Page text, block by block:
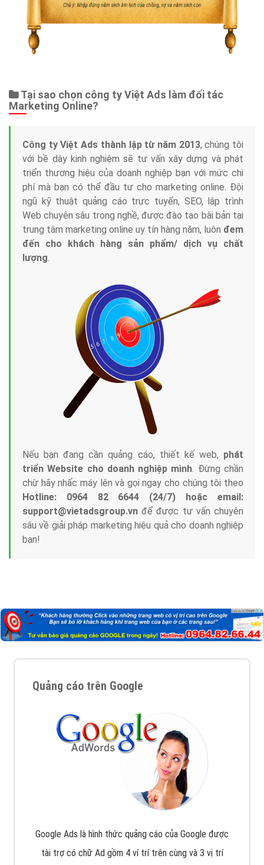
Tại sao chọn công ty Việt Ads làm đối tác
Marketing Online?
Công ty Việt Ads thành lập từ năm 2013, chúng tôi
với bề dày kinh nghiệm sẽ tư vấn xây dựng và phát
triển thương hiệu của doanh nghiệp bạn với mức chi
phí mà bạn có thể đầu tư cho marketing online. Đội
ngũ kỹ thuật quảng cáo trực tuyến, SEO, lập trình
Web chuyên sâu trong nghề, được đào tạo bài bản tại
trung tâm marketing online uy tín hàng năm, luôn đem
đến cho khách hàng sản phẩm/ dịch vụ chất
lượng.
Nếu bạn đang cần quảng cáo, thiết kế web, phát
triển Website cho doanh nghiệp mình. Đừng chần
chừ hãy nhấc máy lên và gọi ngay cho chúng tôi theo
Hotline: 0964 82 6644 (24/7) hoặc email:
support@vietadsgroup.vn để được tư vấn chuyên
sâu về giải pháp marketing hiệu quả cho doanh nghiệp
bạn!
Quảng cáo trên Google
Google Ads là hình thức quảng cáo của Google được
tài trợ có chữ Ad gồm 4 ví trí trên cùng và 3 vị trí